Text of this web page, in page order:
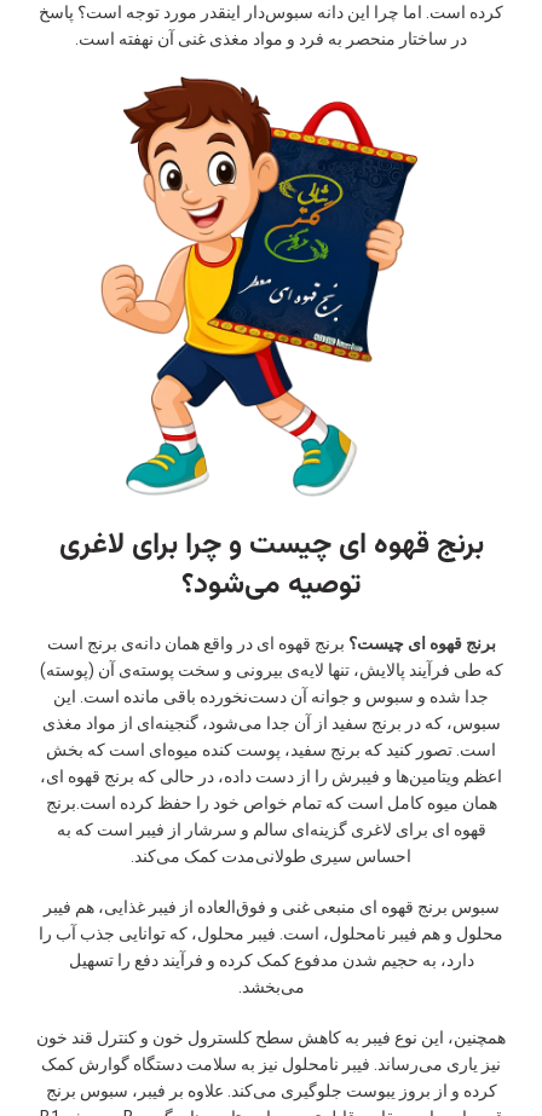
کرده است. اما چرا این دانه سبوس‌دار اینقدر مورد توجه است؟ پاسخ
در ساختار منحصر به فرد و مواد مغذی غنی آن نهفته است.
برنج قهوه ای چیست و چرا برای لاغری
توصیه می‌شود؟
برنج قهوه ای چیست؟ برنج قهوه ای در واقع همان دانه‌ی برنج است
که طی فرآیند پالایش، تنها لایه‌ی بیرونی و سخت پوسته‌ی آن (پوسته)
جدا شده و سبوس و جوانه آن دست‌نخورده باقی مانده است. این
سبوس، که در برنج سفید از آن جدا می‌شود، گنجینه‌ای از مواد مغذی
است. تصور کنید که برنج سفید، پوست کنده میوه‌ای است که بخش
اعظم ویتامین‌ها و فیبرش را از دست داده، در حالی که برنج قهوه ای،
همان میوه کامل است که تمام خواص خود را حفظ کرده است.برنج
قهوه ای برای لاغری گزینه‌ای سالم و سرشار از فیبر است که به
احساس سیری طولانی‌مدت کمک می‌کند.
سبوس برنج قهوه ای منبعی غنی و فوق‌العاده از فیبر غذایی، هم فیبر
محلول و هم فیبر نامحلول، است. فیبر محلول، که توانایی جذب آب را
دارد، به حجیم شدن مدفوع کمک کرده و فرآیند دفع را تسهیل
می‌بخشد.
همچنین، این نوع فیبر به کاهش سطح کلسترول خون و کنترل قند خون
نیز یاری می‌رساند. فیبر نامحلول نیز به سلامت دستگاه گوارش کمک
کرده و از بروز یبوست جلوگیری می‌کند. علاوه بر فیبر، سبوس برنج